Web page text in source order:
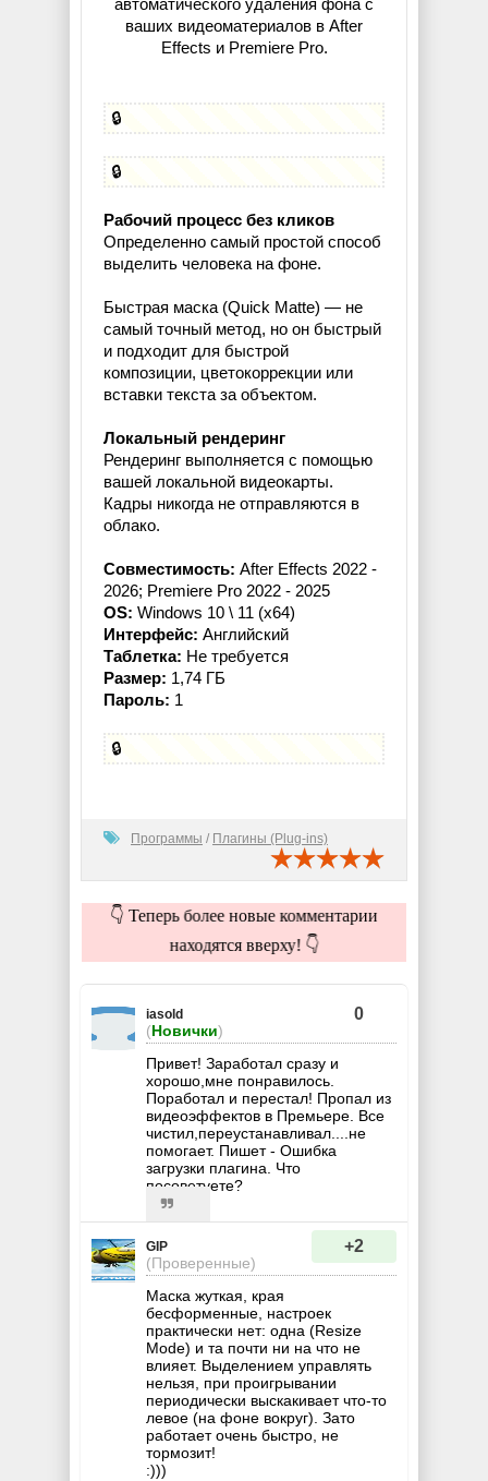
автоматического удаления фона с
ваших видеоматериалов в After
Effects и Premiere Pro.
🔒
🔒
Рабочий процесс без кликов
Определенно самый простой способ
выделить человека на фоне.
Быстрая маска (Quick Matte) — не
самый точный метод, но он быстрый
и подходит для быстрой
композиции, цветокоррекции или
вставки текста за объектом.
Локальный рендеринг
Рендеринг выполняется с помощью
вашей локальной видеокарты.
Кадры никогда не отправляются в
облако.
Совместимость: After Effects 2022 -
2026; Premiere Pro 2022 - 2025
OS: Windows 10 \ 11 (x64)
Интерфейс: Английский
Таблетка: Не требуется
Размер: 1,74 ГБ
Пароль: 1
🔒
Программы / Плагины (Plug-ins)
👇 Теперь более новые комментарии
находятся вверху! 👇
iasold
(Новички)
0
Привет! Заработал сразу и
хорошо,мне понравилось.
Поработал и перестал! Пропал из
видеоэффектов в Премьере. Все
чистил,переустанавливал....не
помогает. Пишет - Ошибка
загрузки плагина. Что
посоветуете?
GIP
(Проверенные)
+2
Маска жуткая, края
бесформенные, настроек
практически нет: одна (Resize
Mode) и та почти ни на что не
влияет. Выделением управлять
нельзя, при проигрывании
периодически выскакивает что-то
левое (на фоне вокруг). Зато
работает очень быстро, не
тормозит!
:)))